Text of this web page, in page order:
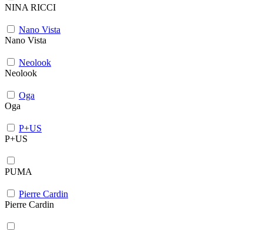
NINA RICCI
Nano Vista
Nano Vista
Neolook
Neolook
Oga
Oga
P+US
P+US
PUMA
Pierre Cardin
Pierre Cardin